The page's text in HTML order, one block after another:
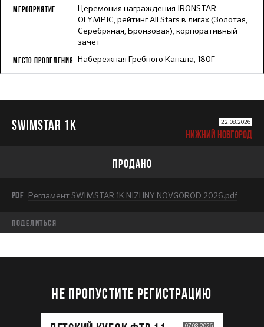
Церемония награждения IRONSTAR
OLYMPIC, рейтинг All Stars в лигах (Золотая,
Серебряная, Бронзовая), корпоративный
зачет
Набережная Гребного Канала, 180Г
SWIMSTAR 1K 22.08.2026
НИЖНИЙ НОВГОРОД
ПРОДАНО
PDF Регламент SWIMSTAR 1K NIZHNY NOVGOROD 2026.pdf
Поделиться
НЕ ПРОПУСТИТЕ РЕГИСТРАЦИЮ